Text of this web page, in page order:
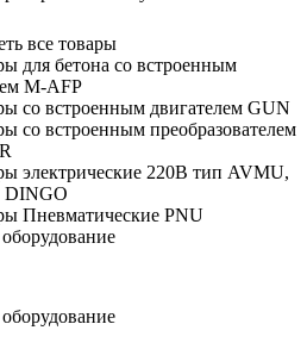
все товары
для бетона со встроенным
M-AFP
со встроенным двигателем GUN
со встроенным преобразователем
электрические 220B тип AVMU,
DINGO
Пневматические PNU